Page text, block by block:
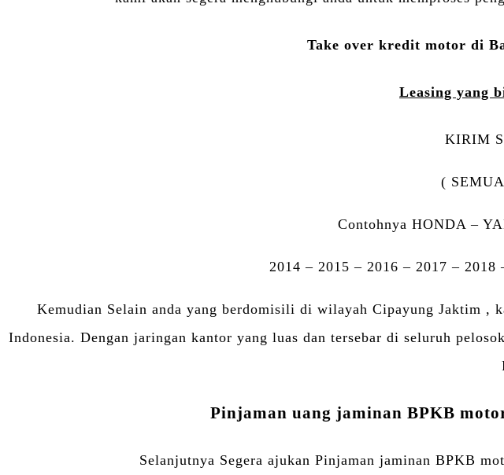
Take over kredit motor di
Leasing yang
KIRIM
(
Contohnya HONDA –
2014 – 2015 – 2016 – 2017 –
Kemudian Selain anda yang berdomisili di wilayah Cipayung Jaktim ,
Indonesia. Dengan jaringan kantor yang luas dan tersebar di seluruh
Pinjaman uang jaminan BPKB
Selanjutnya Segera ajukan Pinjaman jaminan BPKB